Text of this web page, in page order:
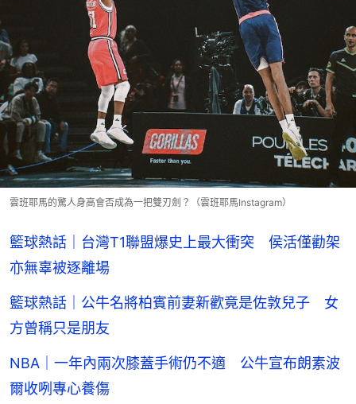
雲班耶馬的驚人身高會否成為一把雙刃劍？（雲班耶馬Instagram）
籃球熱話｜台灣T1聯盟爆史上最大衝突 侯活僅勸架
亦無辜被逐離場
籃球熱話｜公牛名將柏賓前妻新歡竟是佐敦兒子 女
方曾稱只是朋友
NBA｜一年內兩次膝蓋手術仍不適 公牛宣布朗素波
爾收咧專心養傷